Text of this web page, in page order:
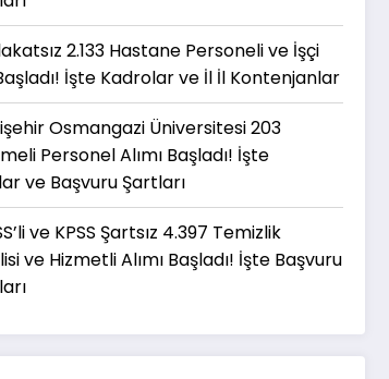
2.133 Hastane Personeli ve İşçi
İşte Kadrolar ve İl İl Kontenjanlar
Osmangazi Üniversitesi 203
Personel Alımı Başladı! İşte
ve Başvuru Şartları
ve KPSS Şartsız 4.397 Temizlik
ve Hizmetli Alımı Başladı! İşte Başvuru